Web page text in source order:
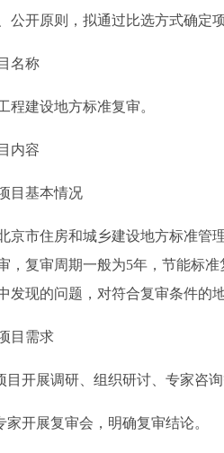
公开原则，拟通过比选方式确定
名称
建设地方标准复审。
内容
基本情况
市住房和城乡建设地方标准管理
，复审周期一般为5年，节能标
发现的问题，对符合复审条件的
需求
开展调研、组织研讨、专家咨询
开展复审会，明确复审结论。